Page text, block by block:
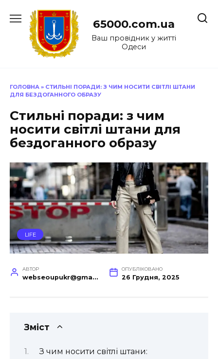
до
65000.com.ua
Ваш провідник у житті
Одеси
ГОЛОВНА » СТИЛЬНІ ПОРАДИ: З ЧИМ НОСИТИ СВІТЛІ ШТАНИ
ДЛЯ БЕЗДОГАННОГО ОБРАЗУ
Стильні поради: з чим
носити світлі штани для
бездоганного образу
LIFE
АВТОР
webseoupukr@gmail.com
ОПУБЛІКОВАНО
26 Грудня, 2025
Зміст
З чим носити світлі штани: